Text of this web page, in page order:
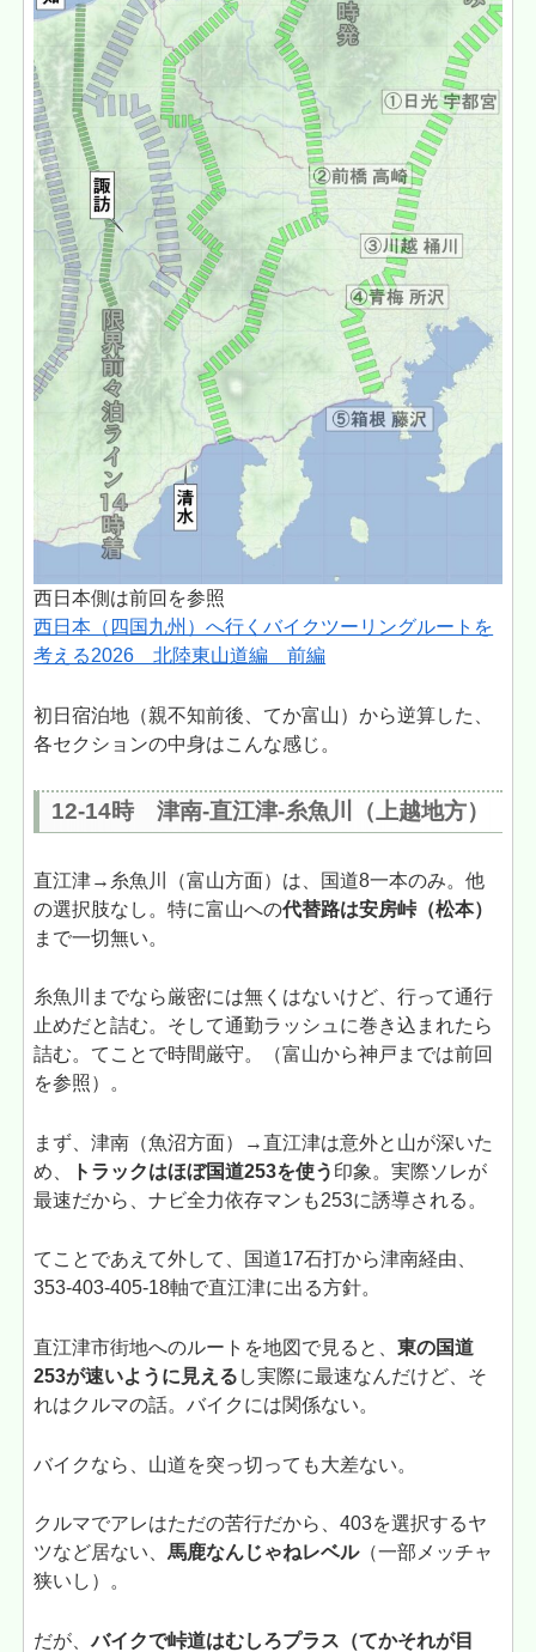
西日本側は前回を参照
西日本（四国九州）へ行くバイクツーリングルートを
考える2026 北陸東山道編 前編
初日宿泊地（親不知前後、てか富山）から逆算した、
各セクションの中身はこんな感じ。
12-14時 津南-直江津-糸魚川（上越地方）
直江津→糸魚川（富山方面）は、国道8一本のみ。他
の選択肢なし。特に富山への代替路は安房峠（松本）
まで一切無い。
糸魚川までなら厳密には無くはないけど、行って通行
止めだと詰む。そして通勤ラッシュに巻き込まれたら
詰む。てことで時間厳守。（富山から神戸までは前回
を参照）。
まず、津南（魚沼方面）→直江津は意外と山が深いた
め、
トラックはほぼ国道253を使う 印象。実際ソレが
最速だから、ナビ全力依存マンも253に誘導される。
てことであえて外して、国道17石打から津南経由、
353-403-405-18軸で直江津に出る方針。
直江津市街地へのルートを地図で見ると、東の国道
253が速いように見える し実際に最速なんだけど、そ
れはクルマの話。バイクには関係ない。
バイクなら、山道を突っ切っても大差ない。
クルマでアレはただの苦行だから、403を選択するヤ
ツなど居ない、馬鹿なんじゃねレベル（一部メッチャ
狭いし）。
だが、バイクで峠道はむしろプラス（てかそれが目